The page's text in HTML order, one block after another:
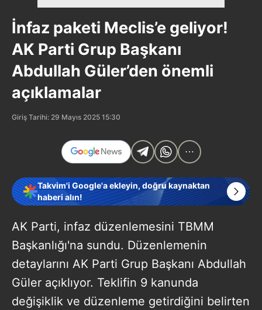
İnfaz paketi Meclis’e geliyor!
AK Parti Grup Başkanı
Abdullah Güler’den önemli
açıklamalar
Giriş Tarihi: 29 Mayıs 2025 15:30
Takvim'i Google'a ekleyin, doğru kaynaktan
haberi alın!
AK Parti, infaz düzenlemesini TBMM
Başkanlığı'na sundu. Düzenlemenin
detaylarını AK Parti Grup Başkanı Abdullah
Güler açıklıyor. Teklifin 9 kanunda
değişiklik ve düzenleme getirdiğini belirten